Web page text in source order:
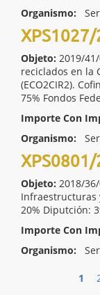
Organismo:
Objeto: 2019/
reciclados en la
(ECO2CIR2).
75% Fondos
Importe Con
Organismo:
Objeto: 2018/
Infraestructuras
20% Diputción:
Importe Con
Organismo:
1